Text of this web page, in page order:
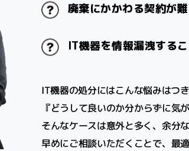
廃棄にかかわる契約が
IT機器を情報漏洩する
IT機器の処分にはこんな悩みはつき
『どうして良いのか分からずに気
そんなケースは意外と多く、余分
早めにご相談いただくことで、最